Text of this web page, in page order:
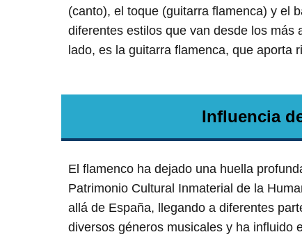
(canto), el toque (guitarra flamenca) y el
diferentes estilos que van desde los
lado, es la guitarra flamenca, que aporta
Influencia
El flamenco ha dejado una huella
Patrimonio Cultural Inmaterial de la
allá de España, llegando a diferentes
diversos géneros musicales y ha influido